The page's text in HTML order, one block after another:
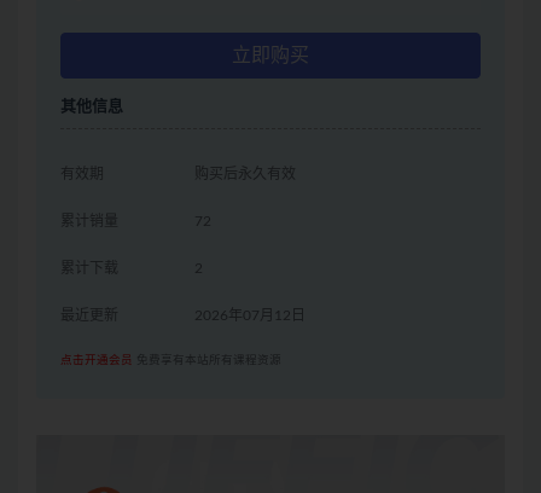
立即购买
其他信息
有效期 购买后永久有效
累计销量 72
累计下载 2
最近更新 2026年07月12日
点击开通会员 免费享有本站所有课程资源